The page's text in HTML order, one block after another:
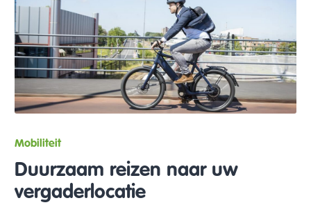
Mobiliteit
Duurzaam reizen naar uw
vergaderlocatie